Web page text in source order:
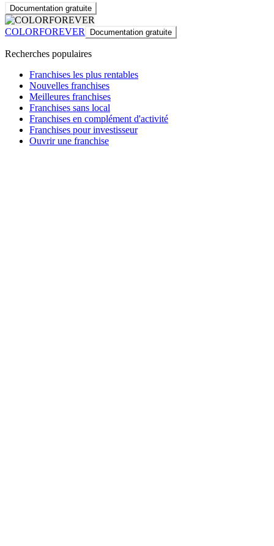
Documentation gratuite
COLORFOREVER Documentation gratuite
Recherches populaires
Franchises les plus rentables
Nouvelles franchises
Meilleures franchises
Franchises sans local
Franchises en complément d'activité
Franchises pour investisseur
Ouvrir une franchise